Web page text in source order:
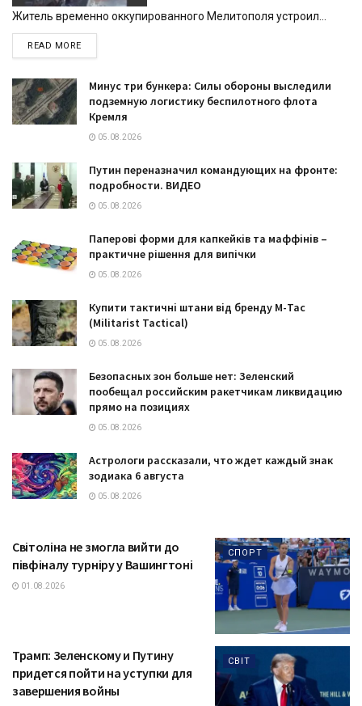
Житель временно оккупированного Мелитополя устроил...
READ MOREDETAILS
Минус три бункера: Силы обороны выследили
подземную логистику беспилотного флота
Кремля
05.08.2026
Путин переназначил командующих на фронте:
подробности. ВИДЕО
05.08.2026
Паперові форми для капкейків та маффінів –
практичне рішення для випічки
05.08.2026
Купити тактичні штани від бренду М-Тас
(Militarist Tactical)
05.08.2026
Безопасных зон больше нет: Зеленский
пообещал российским ракетчикам ликвидацию
прямо на позициях
05.08.2026
Астрологи рассказали, что ждет каждый знак
зодиака 6 августа
05.08.2026
СПОРТ
Світоліна не змогла вийти до
півфіналу турніру у Вашингтоні
01.08.2026
СВІТ
Трамп: Зеленскому и Путину
придется пойти на уступки для
завершения войны